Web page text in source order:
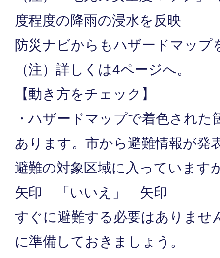
度程度の降雨の浸水を反映
防災ナビからもハザードマップ
（注）詳しくは4ページへ。
【動き方をチェック】
・ハザードマップで着色された
あります。市から避難情報が発
避難の対象区域に入っています
矢印 「いいえ」 矢印
すぐに避難する必要はありませ
に準備しておきましょう。